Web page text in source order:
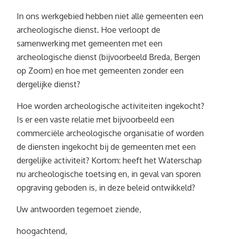
In ons werkgebied hebben niet alle gemeenten een
archeologische dienst. Hoe verloopt de
samenwerking met gemeenten met een
archeologische dienst (bijvoorbeeld Breda, Bergen
op Zoom) en hoe met gemeenten zonder een
dergelijke dienst?
Hoe worden archeologische activiteiten ingekocht?
Is er een vaste relatie met bijvoorbeeld een
commerciële archeologische organisatie of worden
de diensten ingekocht bij de gemeenten met een
dergelijke activiteit? Kortom: heeft het Waterschap
nu archeologische toetsing en, in geval van sporen
opgraving geboden is, in deze beleid ontwikkeld?
Uw antwoorden tegemoet ziende,
hoogachtend,